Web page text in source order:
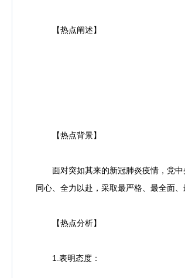
【热点阐述】
【热点背景】
面对突如其来的新冠肺炎疫情，党中
同心、全力以赴，采取最严格、最全面
【热点分析】
1.表明态度：